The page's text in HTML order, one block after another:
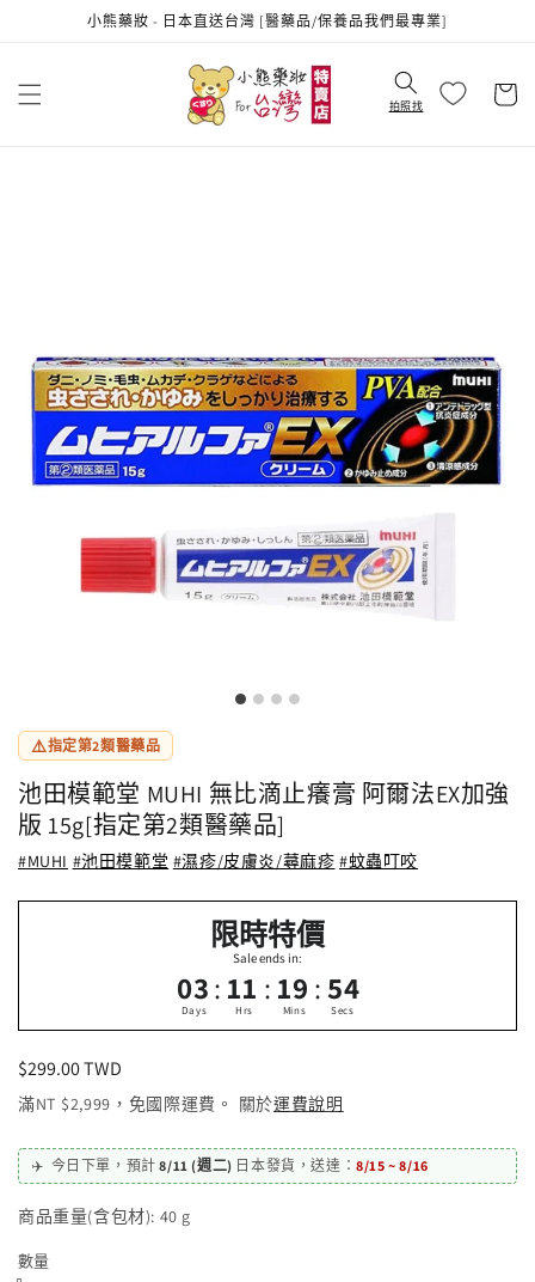
跳至內小熊藥妝 - 日本直送台灣 [醫藥品/保養品我們最專業]
拍照找
物
⚠️指定第2類醫藥品
池田模範堂 MUHI 無比滴止癢膏 阿爾法EX加強
版 15g[指定第2類醫藥品]
#MUHI #池田模範堂 #濕疹/皮膚炎/蕁麻疹 #蚊蟲叮咬
限時特價
Sale ends in:
03: 11 : 19 : 54
Days Hrs Mins Secs
定
價
$299.00 TWD
滿NT $2,999，免國際運費。 關於運費說明
✈️ 今日下單， 預計8/11 (週二) 日本發貨 ，送達：8/15 ~ 8/16
商品重量(含包材): 40 g
數量